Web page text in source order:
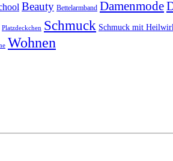
Beauty Bettelarmband Damenmode
Platzdeckchen Schmuck Schmuck mit
Wohnen